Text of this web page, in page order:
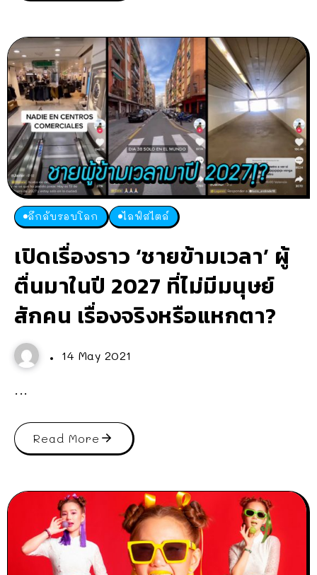
ลึกลับรอบโลก ไลฟ์สไตล์
เปิดเรื่องราว ‘ชายข้ามเวลา’ ผู้
ตื่นมาในปี 2027 ที่ไม่มีมนุษย์
สักคน เรื่องจริงหรือแหกตา?
14 May 2021
...
Read More